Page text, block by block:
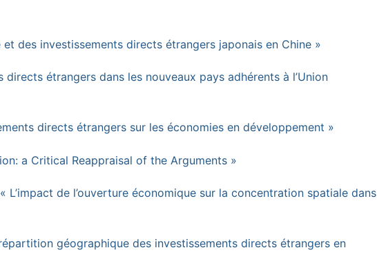
et des investissements directs étrangers japonais en Chine »
directs étrangers dans les nouveaux pays adhérents à l’Union
directs étrangers sur les économies en développement »
a Critical Reappraisal of the Arguments »
« L’impact de l’ouverture économique sur la concentration spatiale dans
géographique des investissements directs étrangers en